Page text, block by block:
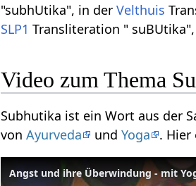
"subhUtika", in derVelthuis
SLP1 Transliteration "
Video zum Thema
Subhutika ist ein Wort aus der
vonAyurveda undYoga . Hier
Angst und ihre Überwindung - mit